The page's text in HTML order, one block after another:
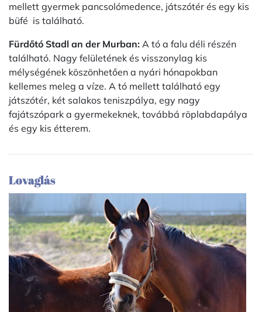
mellett gyermek pancsolómedence, játszótér és egy kis
büfé is található.
Fürdőtó Stadl an der Murban: A tó a falu déli részén
található. Nagy felületének és visszonylag kis
mélységének köszönhetően a nyári hónapokban
kellemes meleg a víze. A tó mellett található egy
játszótér, két salakos teniszpálya, egy nagy
fajátszópark a gyermekeknek, továbbá röplabdapálya
és egy kis étterem.
Lovaglás